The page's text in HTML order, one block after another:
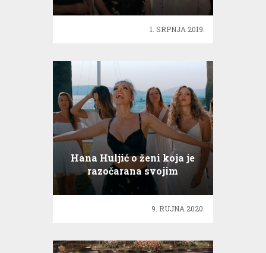
1. SRPNJA 2019.
Hana Huljić o ženi koja je
razočarana svojim
muškarcem
9. RUJNA 2020.